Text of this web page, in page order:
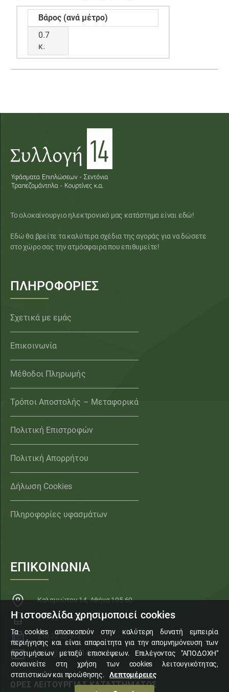
Βάρος (ανά μέτρο)
0.7
κ.
Το ολοκαίνουργιο ηλεκτρονικό μας κατάστημα είναι εδώ!
Εδώ θα βρείτε τα καλύτερα σχέδια της αγοράς για να δώσετε
στο χώρο σας την ατμόσφαιρα που επιθυμείτε!
ΠΛΗΡΟΦΟΡΙΕΣ
Σχετικά με εμάς
Επικοινωνία
Μέθοδοι Πληρωμής
Τρόποι Αποστολής – Μεταφορικά
Πολιτική Επιστροφών
Πολιτική Απορρήτου
Δήλωση Cookies
Πληροφορίες υφασμάτων
ΕΠΙΚΟΙΝΩΝΙΑ
Καλαμιώτου 14, Αθήνα 105 60
210 32 11 553
210 32 22 972
info@sillogi14.gr
ΩΡΕΣ ΛΕΙΤΟΥΡΓΙΑΣ ΚΑΤΑΣΤΗΜΑΤΟΣ
Η ιστοσελίδα χρησιμοποιεί cookies
Τα cookies αποσκοπούν στην καλύτερη δυνατή εμπειρία
περιήγησης και είναι απαραίτητα για την απομνημόνευση των
προτιμήσεων μεταξύ επισκέψεων. Επιλέγοντας "ΑΠΟΔΟΧΗ"
συναινείτε στη χρήση των cookies λειτουγικότητας,
στατιστικών και προώθησης.
Λεπτομέρειες